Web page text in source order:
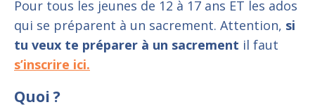
Pour tous les jeunes de 12 à 17 ans ET les ados
qui se préparent à un sacrement. Attention, si
tu veux te préparer à un sacrement il faut
s’inscrire ici.
Quoi ?